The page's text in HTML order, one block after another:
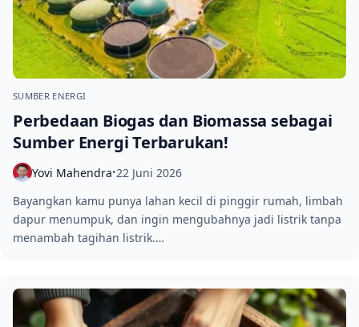
SUMBER ENERGI
Perbedaan Biogas dan Biomassa sebagai
Sumber Energi Terbarukan!
Yovi Mahendra•22 Juni 2026
Bayangkan kamu punya lahan kecil di pinggir rumah, limbah
dapur menumpuk, dan ingin mengubahnya jadi listrik tanpa
menambah tagihan listrik.…